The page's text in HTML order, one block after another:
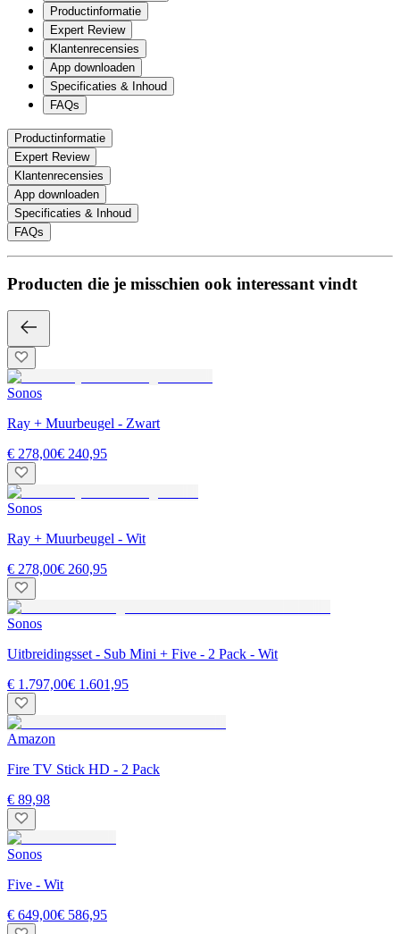
Productinformatie
Expert Review
Klantenrecensies
App downloaden
Specificaties & Inhoud
FAQs
Productinformatie
Expert Review
Klantenrecensies
App downloaden
Specificaties & Inhoud
FAQs
Producten die je misschien ook interessant vindt
Sonos
Ray + Muurbeugel - Zwart
€ 278,00€ 240,95
Sonos
Ray + Muurbeugel - Wit
€ 278,00€ 260,95
Sonos
Uitbreidingsset - Sub Mini + Five - 2 Pack - Wit
€ 1.797,00€ 1.601,95
Amazon
Fire TV Stick HD - 2 Pack
€ 89,98
Sonos
Five - Wit
€ 649,00€ 586,95